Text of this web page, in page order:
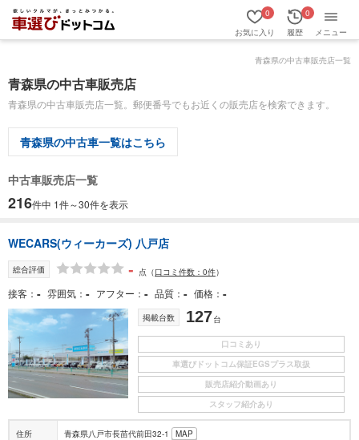
お気に入り
0
履歴
0
メニュー
青森県の中古車販売店一覧
青森県の中古車販売店
青森県の中古車販売店一覧。郵便番号でもお近くの販売店を検索できます。
青森県の中古車一覧はこちら
中古車販売店一覧
216件中 1件～30件を表示
WECARS(ウィーカーズ) 八戸店
総合評価 - 点 （口コミ件数：0件）
接客 - 雰囲気 - アフター - 品質 - 価格 -
掲載台数 127台
口コミあり
車選びドットコム保証EGSプラス取扱
販売店紹介動画あり
スタッフ紹介あり
住所 青森県八戸市長苗代前田32-1 MAP